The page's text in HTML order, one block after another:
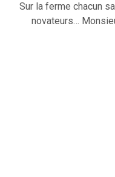
Sur la ferme chacun
novateurs…